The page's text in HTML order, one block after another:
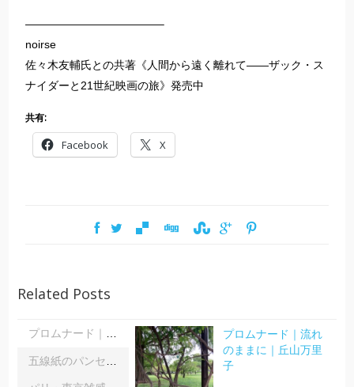
————————————–
noirse
佐々木友輔氏との共著《人間から遠く離れて――ザック・ス
ナイダーと21世紀映画の旅》発売中
共有:
Facebook X
Related Posts
プロムナード｜流れのままに｜丘山万里子
プロムナード｜流れ
のままに｜丘山万里
子